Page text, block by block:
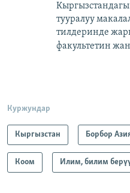
тууралуу
тилдеринде
факультетин
Куржундар
Кыргызстан Борбор
Коом Илим, билим